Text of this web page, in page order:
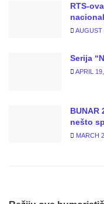
RTS-
AUGUST
Serija
APRIL
BUNAR
nešto
MARCH